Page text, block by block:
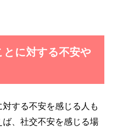
とに対する不安や
する不安を感じる人も
、社交不安を感じる場